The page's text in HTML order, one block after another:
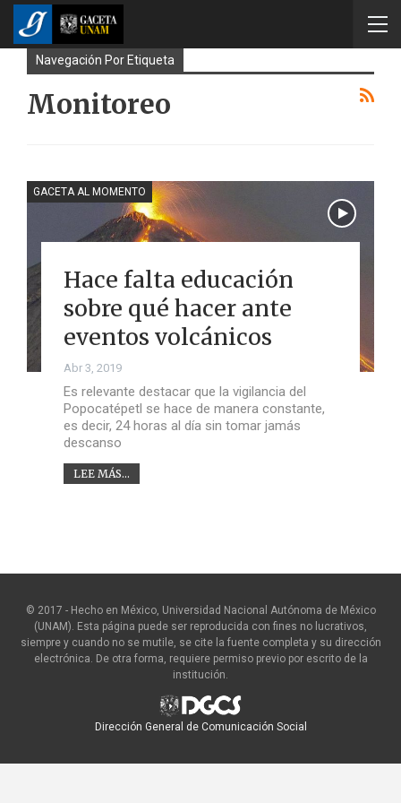
Navegación Por Etiqueta
Monitoreo
GACETA AL MOMENTO
Hace falta educación
sobre qué hacer ante
eventos volcánicos
Abr 3, 2019
Es relevante destacar que la vigilancia del
Popocatépetl se hace de manera constante,
es decir, 24 horas al día sin tomar jamás
descanso
LEE MÁS...
© 2017 - Hecho en México, Universidad Nacional Autónoma de México
(UNAM). Esta página puede ser reproducida con fines no lucrativos,
siempre y cuando no se mutile, se cite la fuente completa y su dirección
electrónica. De otra forma, requiere permiso previo por escrito de la
institución.
Dirección General de Comunicación Social